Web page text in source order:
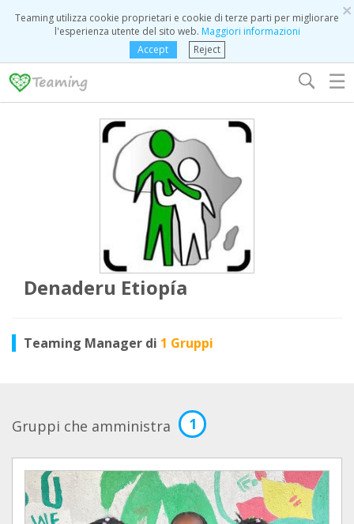
×
Teaming utilizza cookie proprietari e cookie di terze parti per migliorare
l'esperienza utente del sito web. Maggiori informazioni
Accept
Reject
☰
Denaderu Etiopía
Teaming Manager di 1 Gruppi
Gruppi che amministra 1